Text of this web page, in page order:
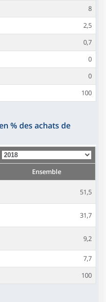
8
2,5
0,7
0
0
100
% des achats de
Ensemble
51,5
31,7
9,2
7,7
100